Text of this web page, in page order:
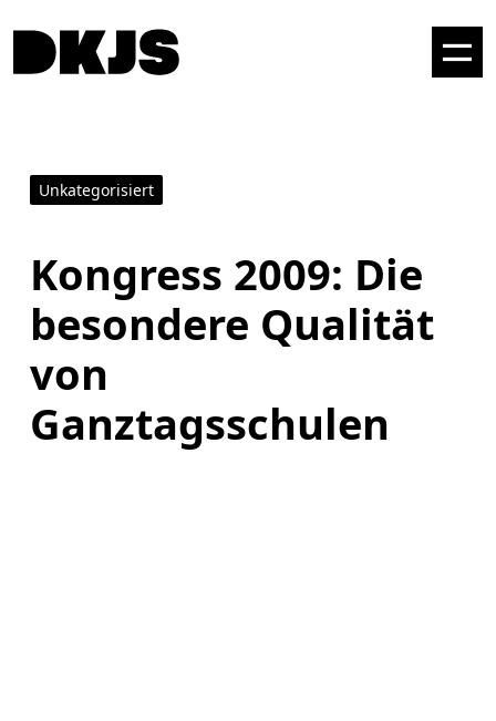
Unkategorisiert
Kongress 2009: Die
besondere Qualität
von
Ganztagsschulen